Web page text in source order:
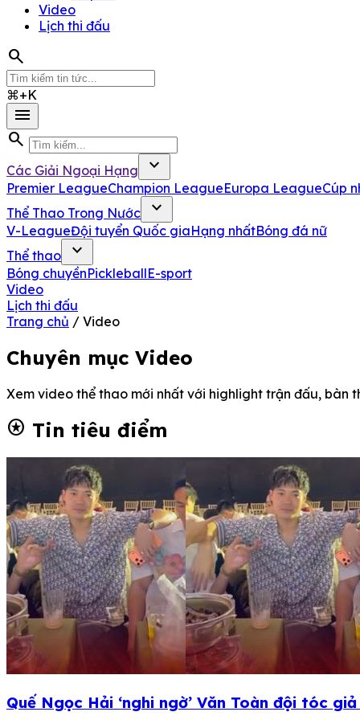
Video
Lịch thi đấu
search
⌘+K
menu
search
Các Giải Ngoại Hạng expand_more
Premier LeagueChampion LeagueEuropa LeagueCúp
Thể Thao Trong Nước
expand_more
V-LeagueĐội tuyển Quốc giaHạng nhấtBóng đá nữ
Thể thao
expand_more
Bóng chuyềnPickleballE-sport
Video
Lịch thi đấu
Trang chủ / Video
Chuyên mục Video
Xem video thể thao mới nhất với highlight trận đấu, bàn
stars Tin tiêu điểm
Quế Ngọc Hải ‘nghi ngờ’ Văn Toàn đội tóc